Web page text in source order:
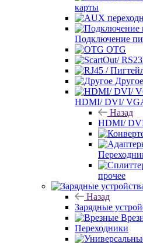
карты
Подключение
OTG
Другое
HDMI/ DVI/
Назад
HDMI/
прочее
Назад
Зарядные
Переходники